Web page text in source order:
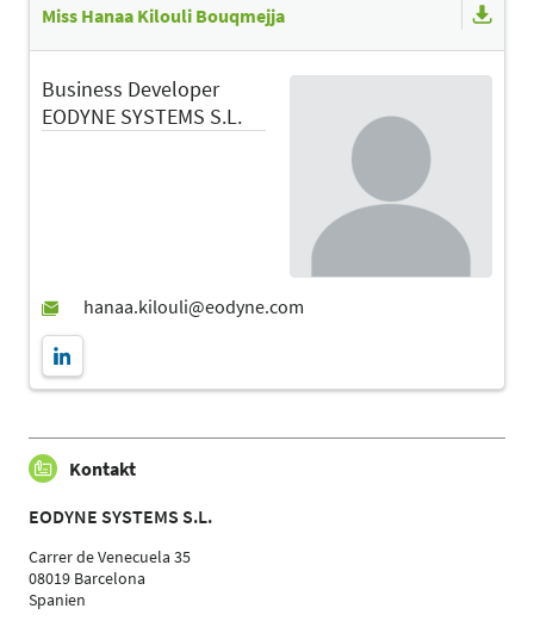
Miss Hanaa Kilouli Bouqmejja
Business Developer
EODYNE SYSTEMS S.L.
Kontakt
EODYNE SYSTEMS S.L.
Carrer de Venecuela 35
08019 Barcelona
Spanien